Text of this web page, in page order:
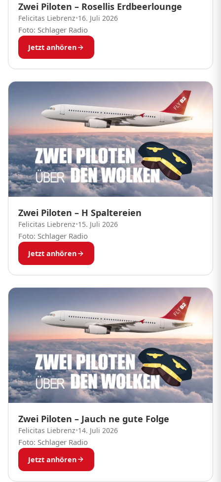
Zwei Piloten – Rosellis Erdbeerlounge
Felicitas Liebrenz•16. Juli 2026
Foto: Schlager Radio
Jetzt anhören
Zwei Piloten – H Spaltereien
Felicitas Liebrenz•15. Juli 2026
Foto: Schlager Radio
Jetzt anhören
Zwei Piloten – Jauch ne gute Folge
Felicitas Liebrenz•14. Juli 2026
Foto: Schlager Radio
Jetzt anhören